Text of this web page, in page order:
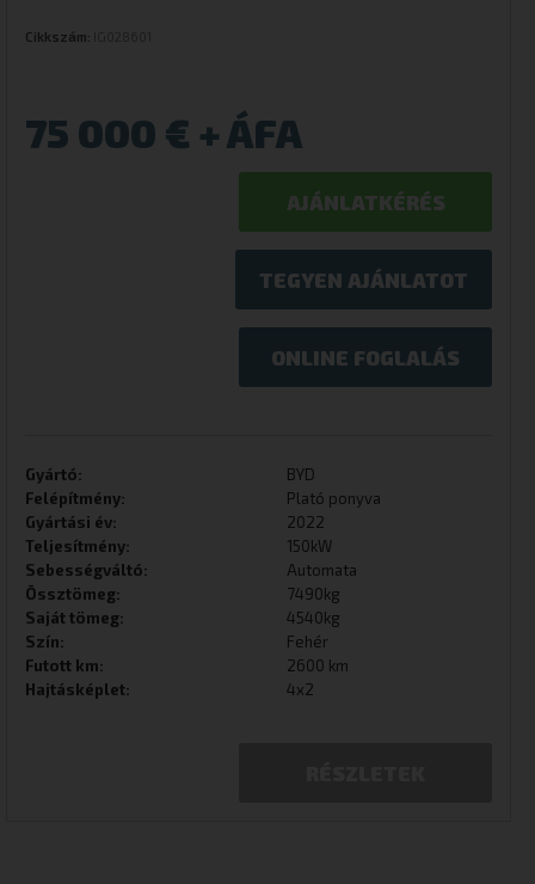
Cikkszám:
75 000 €
AJÁNLATKÉRÉS
TEGYEN AJÁNLATOT
ONLINE FOGLALÁS
Gyártó:
BYD
Felépítmény:
Plató ponyva
Gyártási év:
2022
Teljesítmény:
150kW
Sebességváltó:
Automata
Össztömeg:
7490kg
Saját tömeg:
4540kg
Szín:
Fehér
Futott km:
2600 km
Hajtásképlet:
4x2